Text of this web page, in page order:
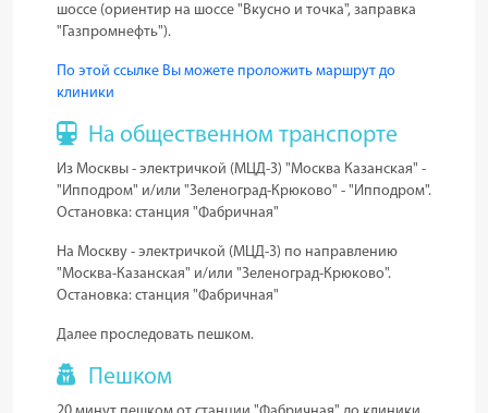
шоссе (ориентир на шоссе "Вкусно и точка", заправка
"Газпромнефть").
По этой ссылке Вы можете проложить маршрут до
клиники
На общественном транспорте
Из Москвы - электричкой (МЦД-3) "Москва Казанская" -
"Ипподром" и/или "Зеленоград-Крюково" - "Ипподром".
Остановка: станция "Фабричная"
На Москву - электричкой (МЦД-3) по направлению
"Москва-Казанская" и/или "Зеленоград-Крюково".
Остановка: станция "Фабричная"
Далее проследовать пешком.
Пешком